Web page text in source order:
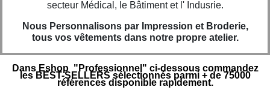
secteur Médical, le Bâtiment et l' Indusrie.
Nous Personnalisons par Impression et Broderie,
tous vos vêtements dans notre propre atelier.
Dans Eshop "Professionnel" ci-dessous commandez
les BEST-SELLERS sélectionnés parmi + de 75000
références disponible rapidement.